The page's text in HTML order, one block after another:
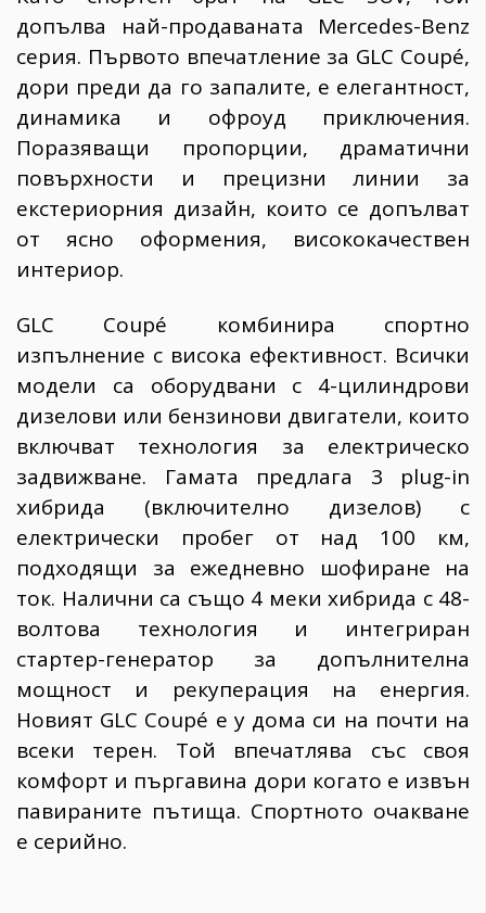
допълва най-продаваната Mercedes-Benz
серия. Първото впечатление за GLC Coupé,
дори преди да го запалите, е елегантност,
динамика и офроуд приключения.
Поразяващи пропорции, драматични
повърхности и прецизни линии за
екстериорния дизайн, които се допълват
от ясно оформения, висококачествен
интериор.
GLC Coupé комбинира спортно
изпълнение с висока ефективност. Всички
модели са оборудвани с 4-цилиндрови
дизелови или бензинови двигатели, които
включват технология за електрическо
задвижване. Гамата предлага 3 plug-in
хибрида (включително дизелов) с
електрически пробег от над 100 км,
подходящи за ежедневно шофиране на
ток. Налични са също 4 меки хибрида с 48-
волтова технология и интегриран
стартер-генератор за допълнителна
мощност и рекуперация на енергия.
Новият GLC Coupé е у дома си на почти на
всеки терен. Той впечатлява със своя
комфорт и пъргавина дори когато е извън
павираните пътища. Спортното очакване
е серийно.